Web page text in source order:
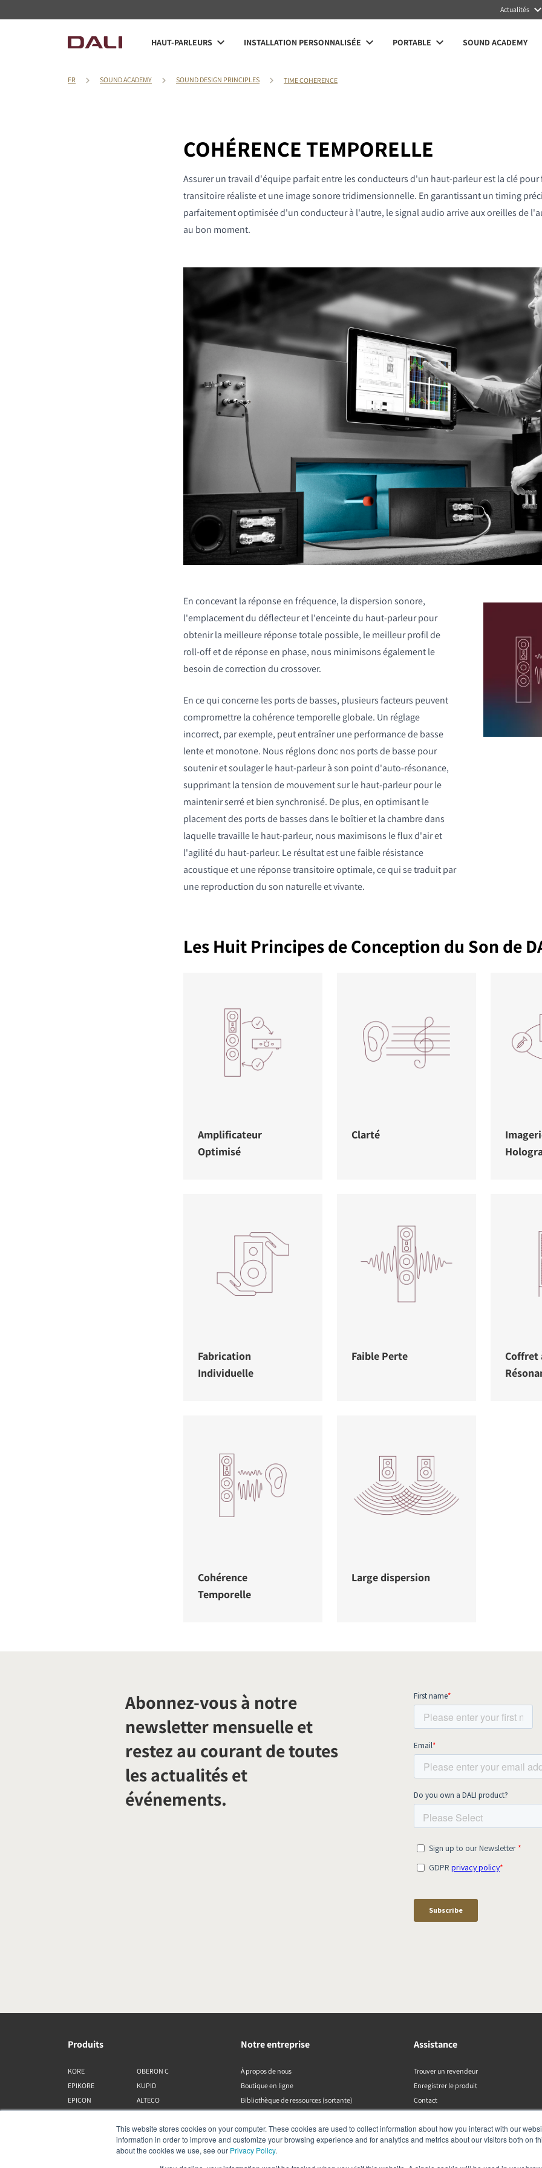
This website stores cookies on your computer. These cookies are used to collect information about how you interact with our
information in order to improve and customize your browsing experience and for analytics and metrics about our visitors both on
about the cookies we use, see our Privacy Policy.
Actualités
HAUT-PARLEURS INSTALLATION PERSONNALISÉE PORTABLE SOUND ACADEMY
FR SOUND ACADEMY SOUND DESIGN PRINCIPLES TIME COHERENCE
COHÉRENCE TEMPORELLE
Assurer un travail d'équipe parfait entre les conducteurs d'un haut-parleur est la clé
transitoire réaliste et une image sonore tridimensionnelle. En garantissant un timing
parfaitement optimisée d'un conducteur à l'autre, le signal audio arrive aux oreilles de
au bon moment.
En concevant la réponse en fréquence, la dispersion sonore,
l'emplacement du déflecteur et l'enceinte du haut-parleur pour
obtenir la meilleure réponse totale possible, le meilleur profil de
roll-off et de réponse en phase, nous minimisons également le
besoin de correction du crossover.
En ce qui concerne les ports de basses, plusieurs facteurs peuvent
compromettre la cohérence temporelle globale. Un réglage
incorrect, par exemple, peut entraîner une performance de basse
lente et monotone. Nous réglons donc nos ports de basse pour
soutenir et soulager le haut-parleur à son point d'auto-résonance,
supprimant la tension de mouvement sur le haut-parleur pour le
maintenir serré et bien synchronisé. De plus, en optimisant le
placement des ports de basses dans le boîtier et la chambre dans
laquelle travaille le haut-parleur, nous maximisons le flux d'air et
l'agilité du haut-parleur. Le résultat est une faible résistance
acoustique et une réponse transitoire optimale, ce qui se traduit par
une reproduction du son naturelle et vivante.
Les Huit Principes de Conception du Son de
Amplificateur
Optimisé
Clarté
Fabrication
Individuelle
Faible Perte
Coffret
Cohérence
Temporelle
Large dispersion
COMPARER LES PRODUITS
Abonnez-vous à notre
newsletter mensuelle et
restez au courant de toutes
les actualités et
événements.
Produits
KORE
EPIKORE
EPICON
OBERON C
KUPID
ALTECO
KATCH
IO
Notre entreprise
À propos de nous
Boutique en ligne
Bibliothèque de ressources (sortante)
Assistance
Trouver un revendeur
Enregistrer le produit
Contact